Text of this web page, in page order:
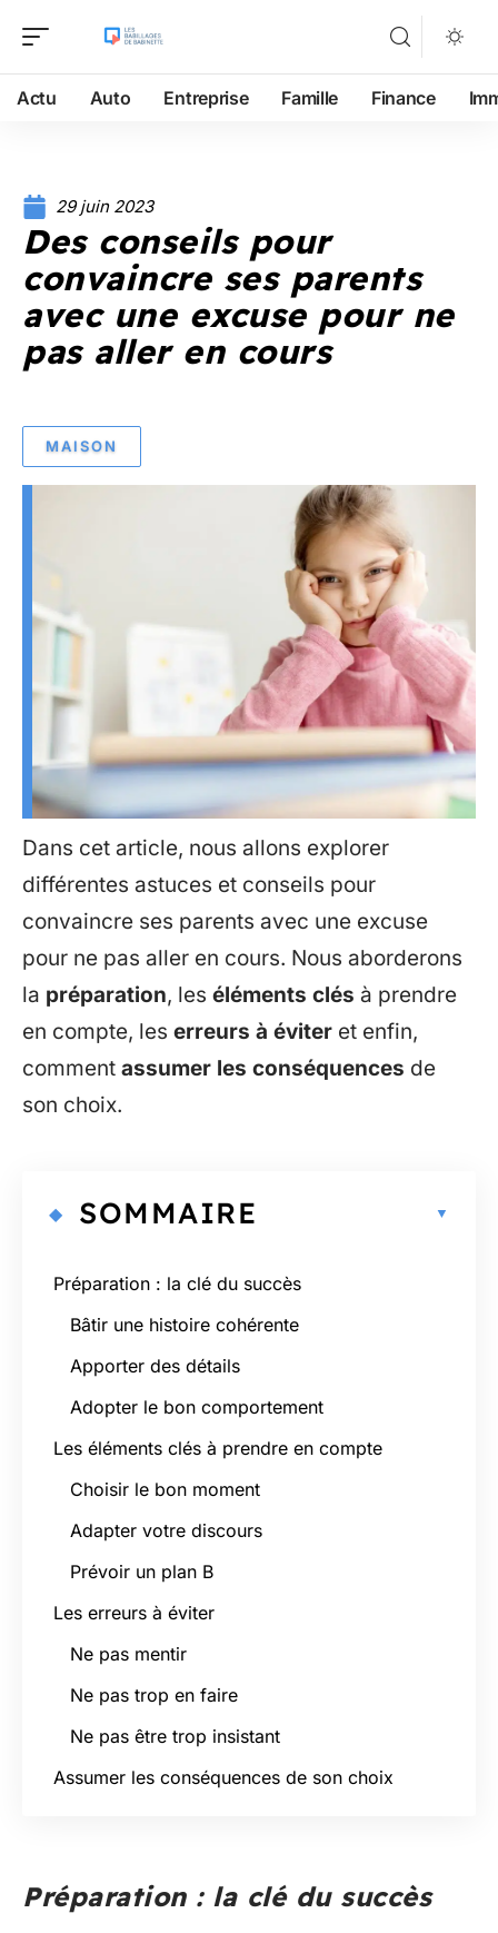
Actu Auto Entreprise Famille Finance
29 juin 2023
Des conseils pour
convaincre ses parents
avec une excuse pour ne
pas aller en cours
MAISON
Dans cet article, nous allons explorer
différentes astuces et conseils pour
convaincre ses parents avec une excuse
pour ne pas aller en cours. Nous aborderons
la préparation, les éléments clés à prendre
en compte, les erreurs à éviter et enfin,
comment assumer les conséquences de
son choix.
SOMMAIRE
Préparation : la clé du succès
Bâtir une histoire cohérente
Apporter des détails
Adopter le bon comportement
Les éléments clés à prendre en compte
Choisir le bon moment
Adapter votre discours
Prévoir un plan B
Les erreurs à éviter
Ne pas mentir
Ne pas trop en faire
Ne pas être trop insistant
Assumer les conséquences de son choix
Préparation : la clé du succès